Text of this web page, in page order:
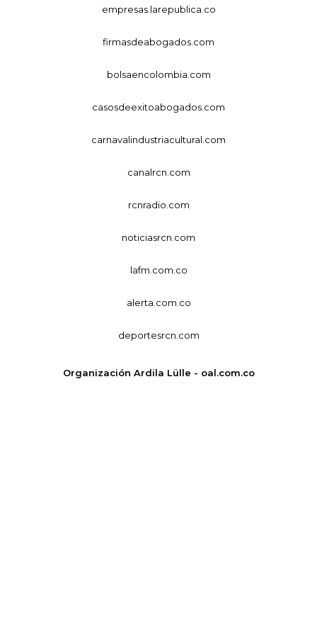
empresas.larepublica.co
firmasdeabogados.com
bolsaencolombia.com
casosdeexitoabogados.com
carnavalindustriacultural.com
canalrcn.com
rcnradio.com
noticiasrcn.com
lafm.com.co
alerta.com.co
deportesrcn.com
Organización Ardila Lülle - oal.com.co